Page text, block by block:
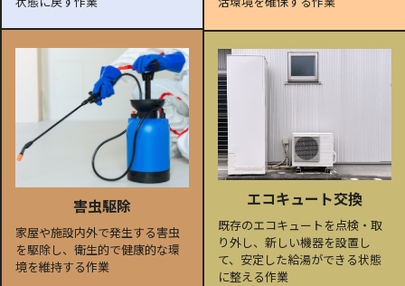
害虫駆除
家屋や施設内外で発生する害虫
を駆除し、衛生的で健康的な環
境を維持する作業
エコキュート交換
既存のエコキュートを点検・取
り外し、新しい機器を設置し
て、安定した給湯ができる状態
に整える作業